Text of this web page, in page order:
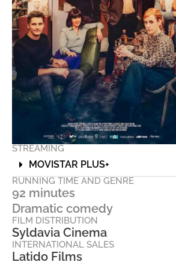
STREAMING
MOVISTAR PLUS+
RUNNING TIME AND GENRE
92 minutes
Dramatic comedy
FILM DISTRIBUTION
Syldavia Cinema
INTERNATIONAL SALES
Latido Films